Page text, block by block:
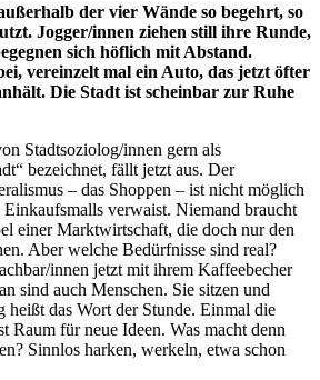
der vier Wände so begehrt, so
Jogger/innen ziehen still ihre Runde,
sich höflich mit Abstand.
vereinzelt mal ein Auto, das jetzt öfter
Die Stadt ist scheinbar zur Ruhe
Stadtsoziolog/innen gern als
bezeichnet, fällt jetzt aus. Der
– das Shoppen – ist nicht möglich
verwaist. Niemand braucht
einer Marktwirtschaft, die doch nur den
Aber welche Bedürfnisse sind real?
innen jetzt mit ihrem Kaffeebecher
sind auch Menschen. Sie sitzen und
heißt das Wort der Stunde. Einmal die
Raum für neue Ideen. Was macht denn
Sinnlos harken, werkeln, etwa schon